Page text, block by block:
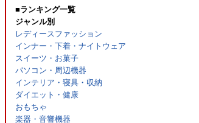
■ランキング一覧
ジャンル別
レディースファッション
インナー・下着・ナイトウェア
スイーツ・お菓子
パソコン・周辺機器
インテリア・寝具・収納
ダイエット・健康
おもちゃ
楽器・音響機器